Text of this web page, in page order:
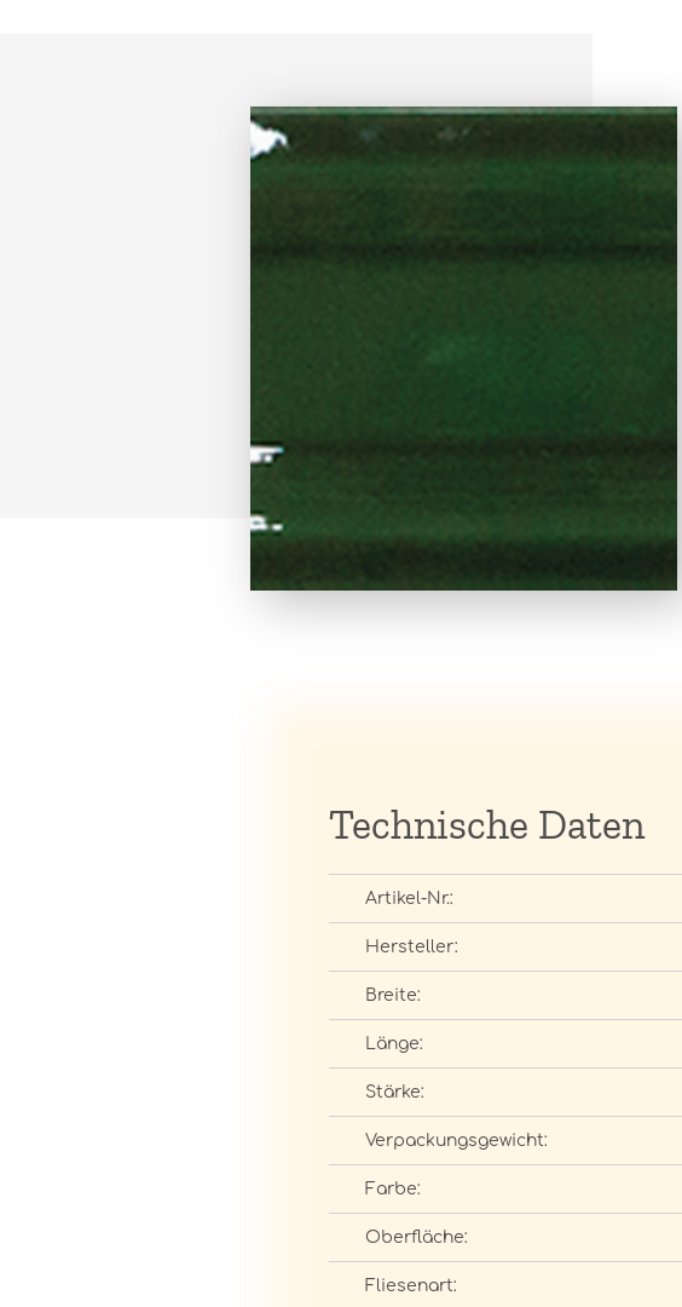
Technische Daten
Artikel-Nr.:
Hersteller:
Breite:
Länge:
Stärke:
Verpackungsgewicht:
Farbe:
Oberfläche:
Fliesenart: